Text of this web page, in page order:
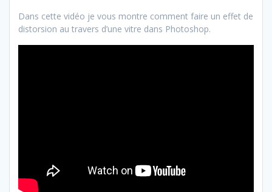
Dans cette vidéo je vous montre comment faire un effet de
distorsion au travers d’une vitre dans Photoshop.